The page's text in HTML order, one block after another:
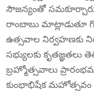
సౌజన్యంతో
రాంబాబు మాట్లాడుతూ
ఉత్సవాల నిర్వహణకు
సభ్యులకు
బ్రహ్మోత్సవాలు
కుంభాభిషేక మహోత్సవం